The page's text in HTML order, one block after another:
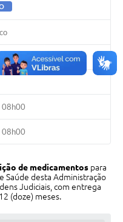
de medicamentos para
Saúde desta Administração
Judiciais, com entrega
(doze) meses.